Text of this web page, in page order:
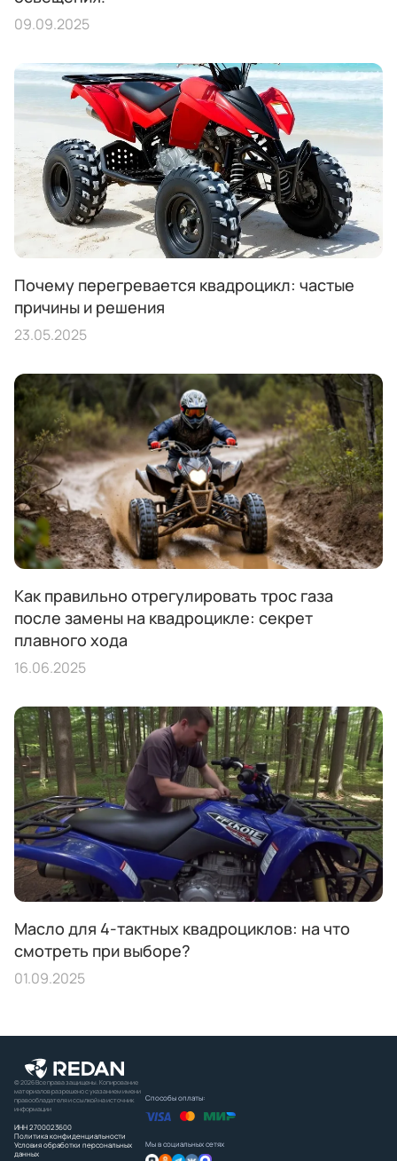
09.09.2025
Почему перегревается квадроцикл: частые
причины и решения
23.05.2025
Как правильно отрегулировать трос газа
после замены на квадроцикле: секрет
плавного хода
16.06.2025
Масло для 4-тактных квадроциклов: на что
смотреть при выборе?
01.09.2025
© 2026 Все права защищены. Копирование
материалов разрешено с указанием имени
правообладателя и ссылкой на источник
информации
ИНН 2700023600
Политика конфиденциальности
Условия обработки персональных
данных
Способы оплаты:
Мы в социальных сетях